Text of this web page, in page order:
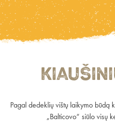
Pagal dedeklių vištų laikymo būdą
„Balticovo“ siūlo visų